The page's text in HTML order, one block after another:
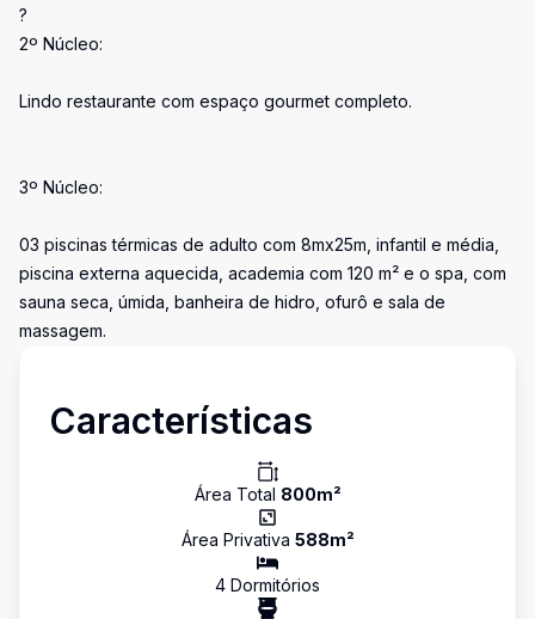
?
2º Núcleo:
Lindo restaurante com espaço gourmet completo.
3º Núcleo:
03 piscinas térmicas de adulto com 8mx25m, infantil e média,
piscina externa aquecida, academia com 120 m² e o spa, com
sauna seca, úmida, banheira de hidro, ofurô e sala de
massagem.
Características
Área Total 800m²
Área Privativa 588m²
4 Dormitórios